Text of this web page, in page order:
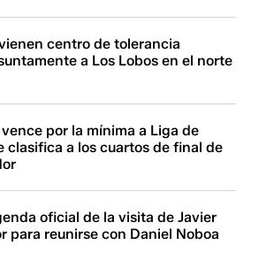
centro de tolerancia
a Los Lobos en el norte
por la mínima a Liga de
clasifica a los cuartos de final de
oficial de la visita de Javier
para reunirse con Daniel Noboa